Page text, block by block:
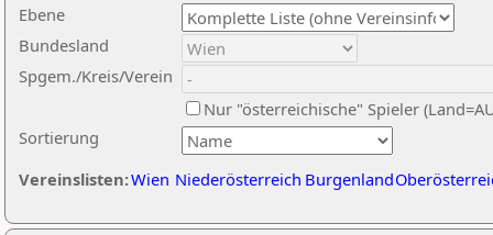
Ebene
Sortierung
Bundesland
Spgem./Kreis/Verein
Nur "österreichische" Spieler
Vereinslisten:Wien Niederösterreich Burgenland